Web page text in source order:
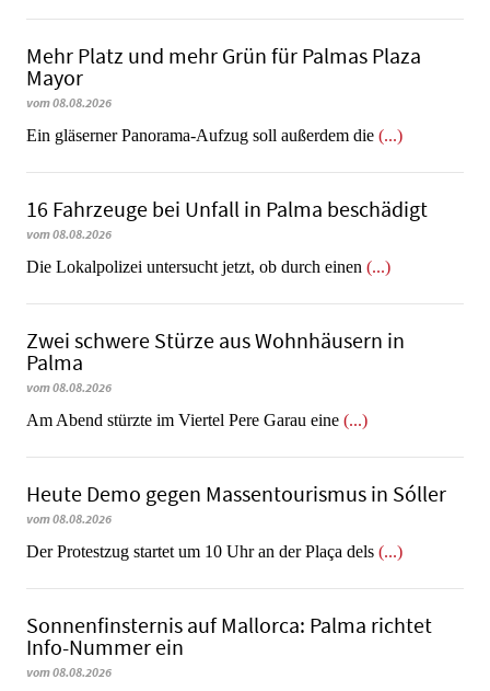
Mehr Platz und mehr Grün für Palmas Plaza
Mayor
vom 08.08.2026
Ein gläserner Panorama-Aufzug soll außerdem die (...)
16 Fahrzeuge bei Unfall in Palma beschädigt
vom 08.08.2026
Die Lokalpolizei untersucht jetzt, ob durch einen (...)
Zwei schwere Stürze aus Wohnhäusern in
Palma
vom 08.08.2026
Am Abend stürzte im Viertel Pere Garau eine (...)
Heute Demo gegen Massentourismus in Sóller
vom 08.08.2026
Der Protestzug startet um 10 Uhr an der Plaça dels (...)
Sonnenfinsternis auf Mallorca: Palma richtet
Info-Nummer ein
vom 08.08.2026